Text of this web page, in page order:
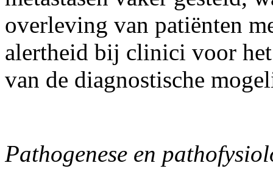
overleving van patiënten
alertheid bij clinici voor
van de diagnostische
Pathogenese en